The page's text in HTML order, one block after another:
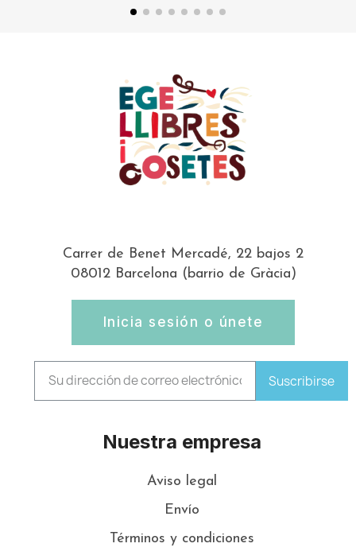
Carrer de Benet Mercadé, 22 bajos 2
08012 Barcelona (barrio de Gràcia)
Inicia sesión o únete
Suscribirse
Nuestra empresa
Aviso legal
Envío
Términos y condiciones